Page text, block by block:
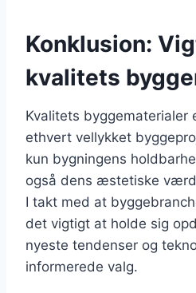
Konklusion:
kvalitets
Kvalitets byggematerialer
ethvert vellykket
kun bygningens
også dens æstetiske
I takt med at
det vigtigt at holde sig
nyeste tendenser og
informerede valg.